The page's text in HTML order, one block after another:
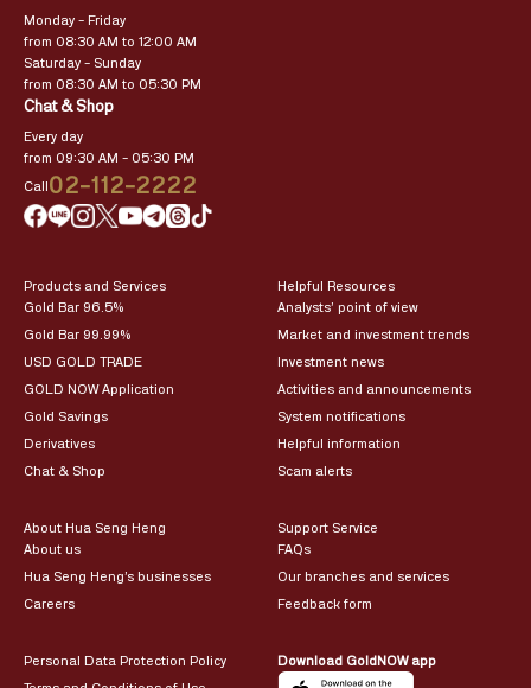
Monday – Friday
from 08:30 AM to 12:00 AM
Saturday – Sunday
from 08:30 AM to 05:30 PM
Chat & Shop
Every day
from 09:30 AM – 05:30 PM
Call02-112-2222
Products and Services
Gold Bar 96.5%
Gold Bar 99.99%
USD GOLD TRADE
GOLD NOW Application
Gold Savings
Derivatives
Chat & Shop
Helpful Resources
Analysts’ point of view
Market and investment trends
Investment news
Activities and announcements
System notifications
Helpful information
Scam alerts
About Hua Seng Heng
About us
Hua Seng Heng’s businesses
Careers
Support Service
FAQs
Our branches and services
Feedback form
Personal Data Protection Policy
Download GoldNOW app